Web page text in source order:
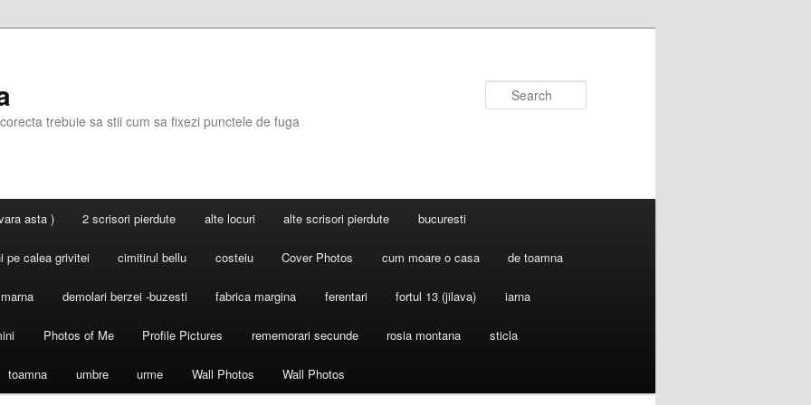
trebuie sa stii cum sa fixezi punctele de fuga
asta ) 2 scrisori pierdute alte locuri alte scrisori pierdute bucuresti
pe calea grivitei cimitirul bellu costeiu Cover Photos cum moare o casa de toamna
demolari berzei -buzesti fabrica margina ferentari fortul 13 (jilava) iarna
Photos of Me Profile Pictures rememorari secunde rosia montana sticla
toamna umbre urme Wall Photos Wall Photos